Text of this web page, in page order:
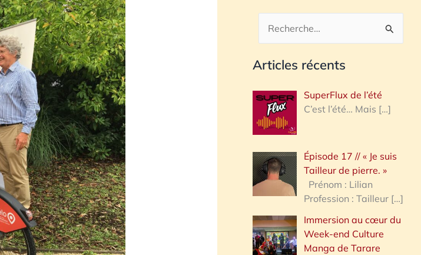
c
h
r
h
e
:
Articles récents
SuperFlux de l’été
C’est l’été… Mais […]
Épisode 17 // « Je suis
Tailleur de pierre. »
Prénom : Lilian
Profession : Tailleur […]
Immersion au cœur du
Week-end Culture
Manga de Tarare